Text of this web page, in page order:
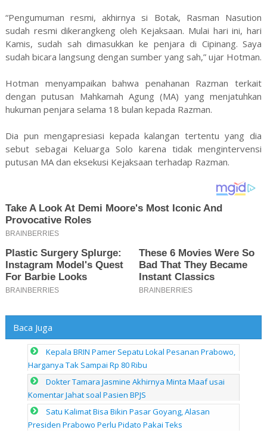
“Pengumuman resmi, akhirnya si Botak, Rasman Nasution
sudah resmi dikerangkeng oleh Kejaksaan. Mulai hari ini, hari
Kamis, sudah sah dimasukkan ke penjara di Cipinang. Saya
sudah bicara langsung dengan sumber yang sah,” ujar Hotman.
Hotman menyampaikan bahwa penahanan Razman terkait
dengan putusan Mahkamah Agung (MA) yang menjatuhkan
hukuman penjara selama 18 bulan kepada Razman.
Dia pun mengapresiasi kepada kalangan tertentu yang dia
sebut sebagai Keluarga Solo karena tidak mengintervensi
putusan MA dan eksekusi Kejaksaan terhadap Razman.
Baca Juga
Kepala BRIN Pamer Sepatu Lokal Pesanan Prabowo,
Harganya Tak Sampai Rp 80 Ribu
Dokter Tamara Jasmine Akhirnya Minta Maaf usai
Komentar Jahat soal Pasien BPJS
Satu Kalimat Bisa Bikin Pasar Goyang, Alasan
Presiden Prabowo Perlu Pidato Pakai Teks